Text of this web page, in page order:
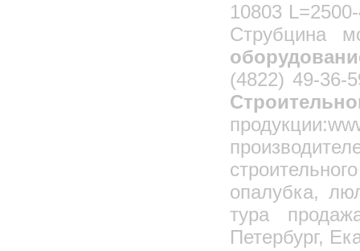
10803
Струбцина
(4822) 49-
опалубка,
тура
Петербург,